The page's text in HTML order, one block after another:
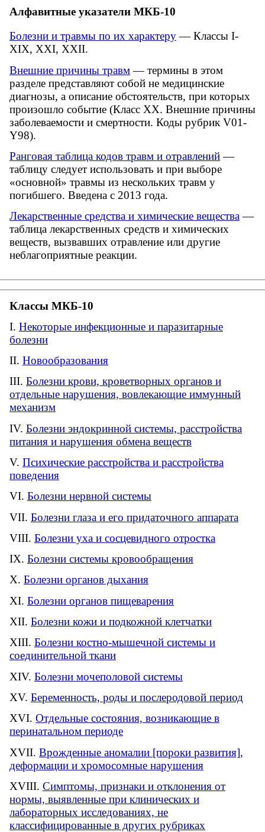
Алфавитные указатели МКБ-10
Болезни и травмы по их характеру— Классы I-
XIX, XXI, XXII.
Внешние причины травм— термины в этом
разделе представляют собой не медицинские
диагнозы, а описание обстоятельств, при которых
произошло событие (Класс XX. Внешние причины
заболеваемости и смертности. Коды рубрик V01-
Y98).
Ранговая таблица кодов травм и отравлений—
таблицу следует использовать и при выборе
«основной» травмы из нескольких травм у
погибшего. Введена с 2013 года.
Лекарственные средства и химические вещества—
таблица лекарственных средств и химических
веществ, вызвавших отравление или другие
неблагоприятные реакции.
Классы МКБ-10
Некоторые инфекционные и паразитарные
болезни
Новообразования
Болезни крови, кроветворных органов и
отдельные нарушения, вовлекающие иммунный
механизм
Болезни эндокринной системы, расстройства
питания и нарушения обмена веществ
Психические расстройства и расстройства
поведения
Болезни нервной системы
Болезни глаза и его придаточного аппарата
Болезни уха и сосцевидного отростка
Болезни системы кровообращения
Болезни органов дыхания
Болезни органов пищеварения
Болезни кожи и подкожной клетчатки
Болезни костно-мышечной системы и
соединительной ткани
Болезни мочеполовой системы
Беременность, роды и послеродовой период
Отдельные состояния, возникающие в
перинатальном периоде
Врожденные аномалии [пороки развития],
деформации и хромосомные нарушения
Симптомы, признаки и отклонения от
нормы, выявленные при клинических и
лабораторных исследованиях, не
классифицированные в других рубриках